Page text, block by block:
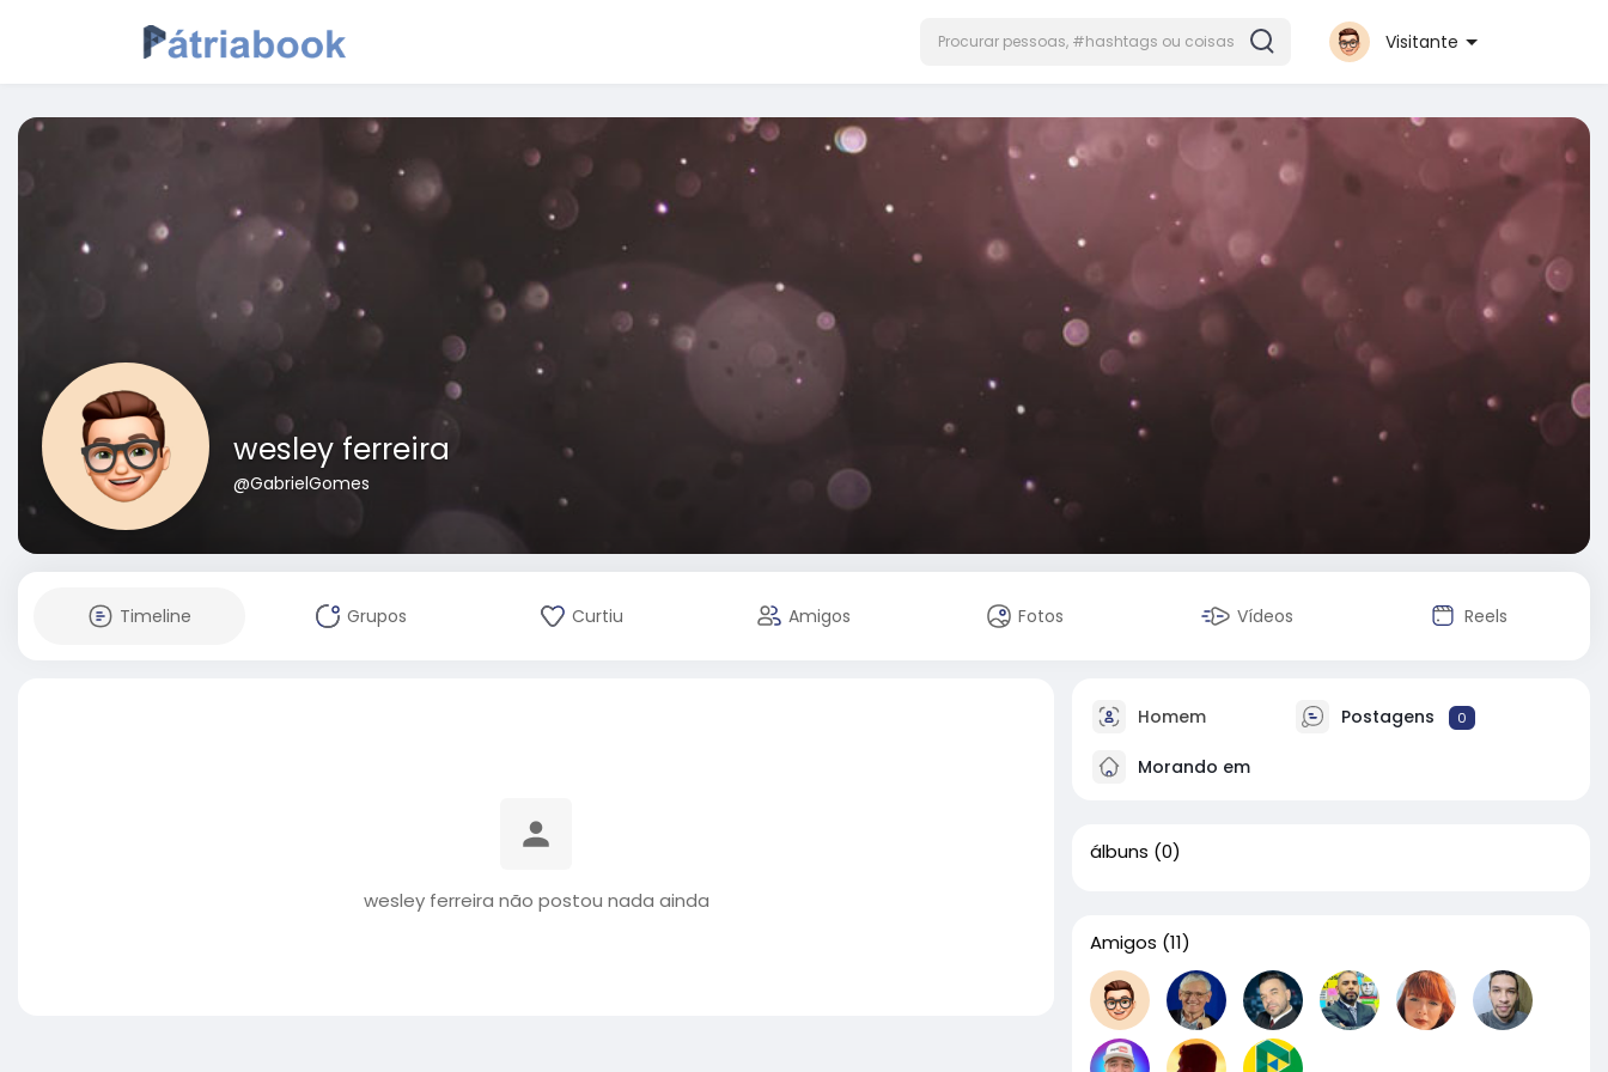
Visitante
wesley ferreira
@GabrielGomes
Timeline Grupos Curtiu Amigos Fotos Vídeos Reels
wesley ferreira não postou nada ainda
Homem Postagens 0
Morando em
álbuns (0)
Amigos (11)